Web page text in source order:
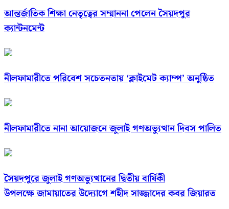
আন্তর্জাতিক শিক্ষা নেতৃত্বের সম্মাননা পেলেন সৈয়দপুর
ক্যান্টনমেন্ট
নীলফামারীতে পরিবেশ সচেতনতায় ‘ক্লাইমেট ক্যাম্প’ অনুষ্ঠিত
নীলফামারীতে নানা আয়োজনে জুলাই গণঅভ্যুত্থান দিবস পালিত
সৈয়দপুরে জুলাই গণঅভ্যুত্থানের দ্বিতীয় বার্ষিকী
উপলক্ষে জামায়াতের উদ্যোগে শহীদ সাজ্জাদের কবর জিয়ারত